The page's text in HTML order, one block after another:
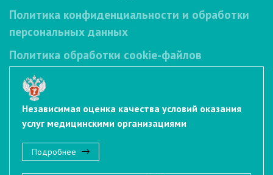
Политика конфиденциальности и обработки
персональных данных
Политика обработки cookie-файлов
Независимая оценка качества условий оказания
услуг медицинскими организациями
Подробнее